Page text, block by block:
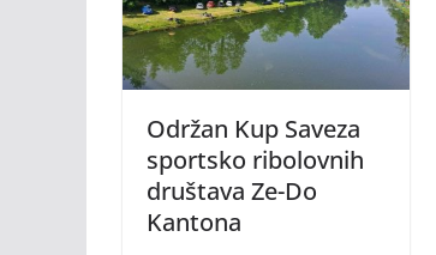
Održan Kup Saveza
sportsko ribolovnih
društava Ze-Do
Kantona